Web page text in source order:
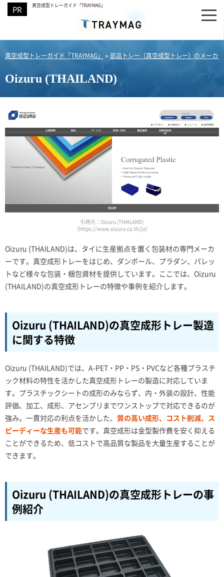
真空成型トレーガイド「TRAYMAG」
真空成型トレーガイド「TRAYMAG」 » 部品トレー（真空成型トレー）のメーカ
Oizuru (THAILAND)
引用元：Oizuru (THAILAND)
（https://www.oizuru.co.th/ja）
Oizuru (THAILAND)は、タイに生産拠点を置く包装材の専門メーカ
ーです。真空成形トレーをはじめ、ダンボール、プラダン、パレッ
トなど様々な包装・梱包資材を提供しています。ここでは、Oizuru
(THAILAND)の真空成形トレーの特徴や事例を紹介します。
Oizuru (THAILAND)の真空成形トレー製造
に関する特徴
Oizuru (THAILAND)では、A-PET・PP・PS・PVCなど各種プラスチ
ック材料の特性を活かした真空成形トレーの製造に対応していま
す。プラスチックシートの成形のみならず、内・外装の設計、性能
評価、加工、成形、アセンブリまでワンストップで対応できるのが
強み。一貫対応の利点を活かした、 質の高い成形、コスト削減、ス
ピーディーな生産も可能です。真空成形は金型製作費を安く抑える
ことができるため、低コストで高品質な製品を大量生産することが
できます。
Oizuru (THAILAND)の真空成形トレーの事
例紹介